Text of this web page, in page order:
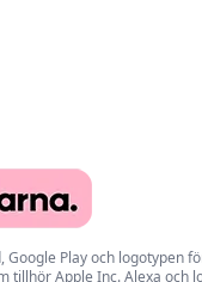
Play och
Apple Inc. Alexa och